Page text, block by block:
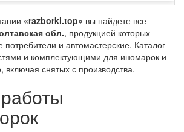
«razborki.top» вы найдете все
обл., продукцией которых
потребители и автомастерские. Каталог
и комплектующими для иномарок и
включая снятых с производства.